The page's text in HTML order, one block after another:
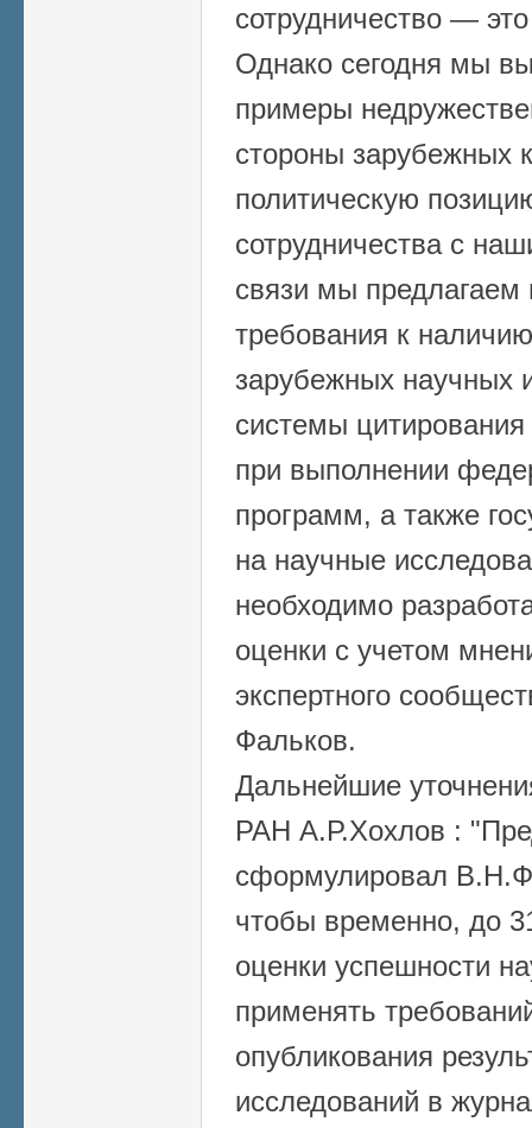
сотрудничество —
Однако сегодня мы
примеры
стороны зарубежных
политическую
сотрудничества с
связи мы предлагаем
требования к
зарубежных научных
системы
при выполнении
программ, а также
на научные
необходимо
оценки с учетом
экспертного
Фальков.
Дальнейшие
РАН А.Р.Хохлов : "
сформулировал
чтобы временно, до
оценки успешности
применять
опубликования
исследований в